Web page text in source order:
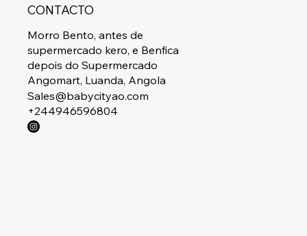
CONTACTO
Morro Bento, antes de
supermercado kero, e Benfica
depois do Supermercado
Angomart, Luanda, Angola
Sales@babycityao.com
+244946596804